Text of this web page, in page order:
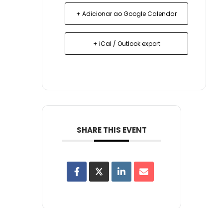
+ Adicionar ao Google Calendar
+ iCal / Outlook export
SHARE THIS EVENT